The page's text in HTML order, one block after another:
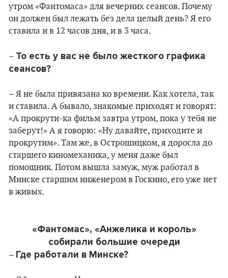
утром «Фантомаса» для вечерних сеансов. Почему
он должен был лежать без дела целый день? Я его
ставила и в 12 часов дня, и в 3 часа.
– То есть у вас не было жесткого графика
сеансов?
– Я не была привязана ко времени. Как хотела, так
и ставила. А бывало, знакомые приходят и говорят:
«А прокрути-ка фильм завтра утром, пока у тебя не
заберут!» А я говорю: «Ну давайте, приходите и
прокрутим». Там же, в Острошицком, я доросла до
старшего киномеханика, у меня даже был
помощник. Потом вышла замуж, муж работал в
Минске старшим инженером в Госкино, его уже нет
в живых.
«Фантомас», «Анжелика и король»
собирали большие очереди
– Где работали в Минске?